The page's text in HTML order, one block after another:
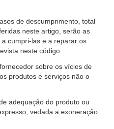
de descumprimento, total
neste artigo, serão as
cumpri-las e a reparar os
neste código.
sobre os vícios de
produtos e serviços não o
adequação do produto ou
vedada a exoneração